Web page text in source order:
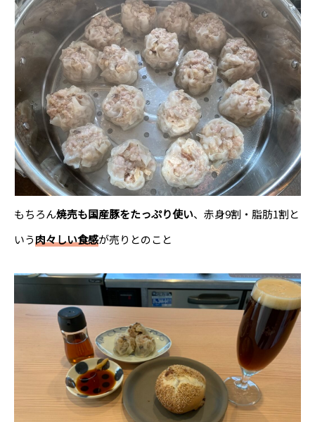
もちろん焼売も国産豚をたっぷり使い、赤身9割・脂肪1割と
いう肉々しい食感が売りとのこと